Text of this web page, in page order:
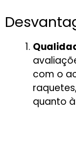
com o
quanto